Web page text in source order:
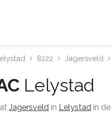
8222 Jagersveld
Lelystad
Jagersveld in Lelystad in de